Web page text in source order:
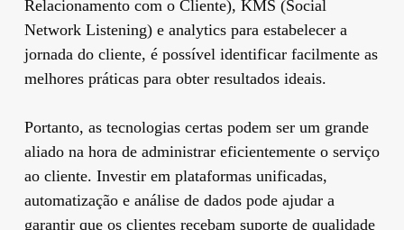
Relacionamento com o Cliente), KMS (Social
Network Listening) e analytics para estabelecer a
jornada do cliente, é possível identificar facilmente as
melhores práticas para obter resultados ideais.
Portanto, as tecnologias certas podem ser um grande
aliado na hora de administrar eficientemente o serviço
ao cliente. Investir em plataformas unificadas,
automatização e análise de dados pode ajudar a
garantir que os clientes recebam suporte de qualidade